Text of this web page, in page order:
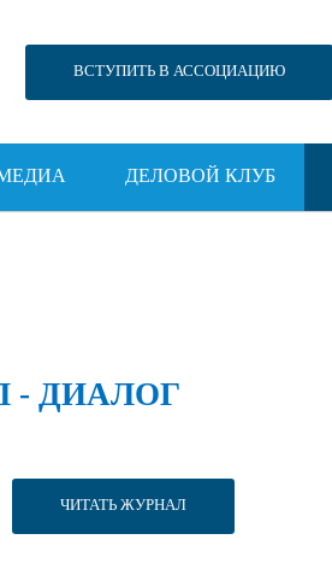
ВСТУПИТЬ В АССОЦИАЦИЮ
ДЕЛОВОЙ КЛУБ
- ДИАЛОГ
ЧИТАТЬ ЖУРНАЛ